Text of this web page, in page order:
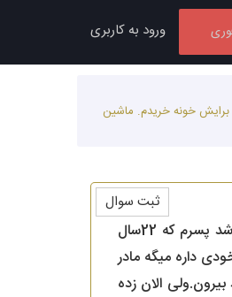
ورود به کاربری
که 22سال سن داره اصلا حاظر به ازدواج نباشه . برایش خونه خریدم. ماشین
سلام.لطفا کمکم کنید من چند ماه که از شوهرم جدا شدم و شوهرم به 17 ماه حبس به جرم ترک انفاق محکوم شد و همین هم باعث شد پسرم که 22سال
داره میگه مادر
الان زده
ثبت سوال